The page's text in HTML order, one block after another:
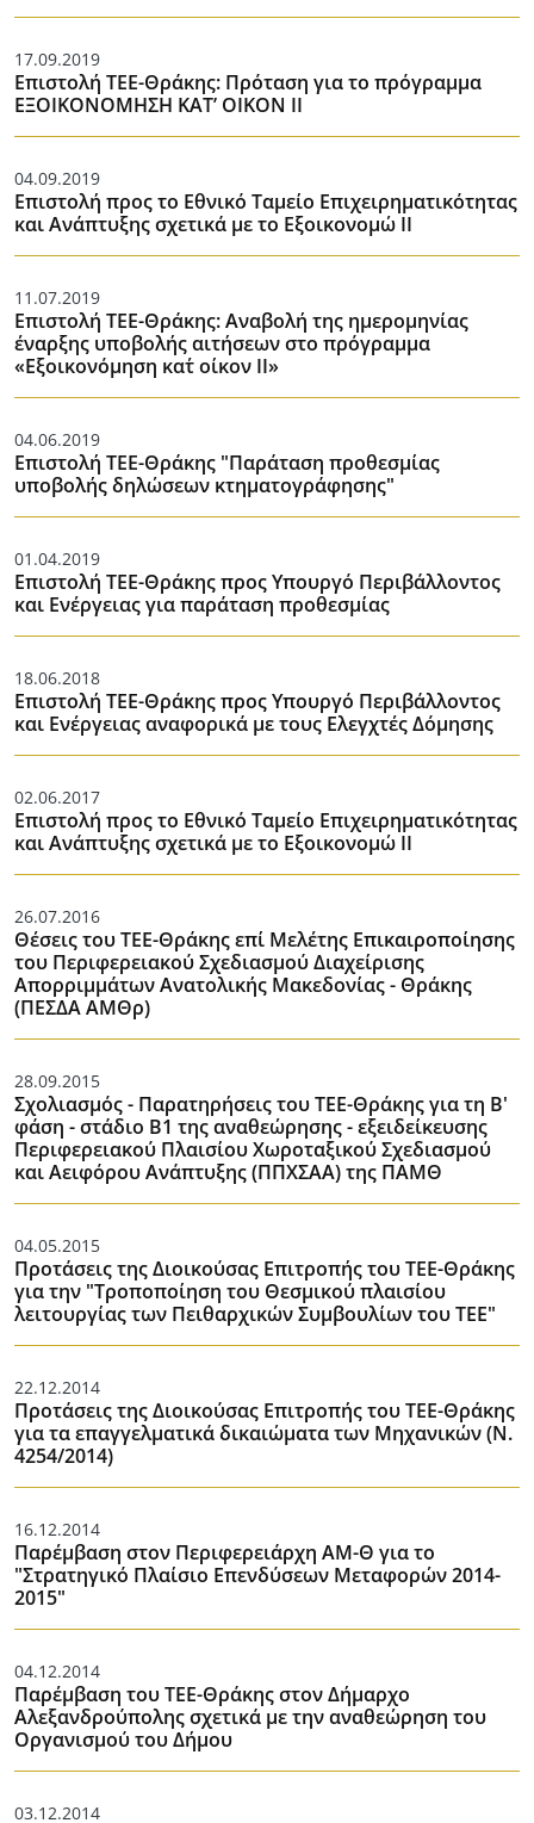
17.09.2019
Επιστολή ΤΕΕ-Θράκης: Πρόταση για το πρόγραμμα
ΕΞΟΙΚΟΝΟΜΗΣΗ ΚΑΤ’ ΟΙΚΟΝ ΙΙ
04.09.2019
Επιστολή προς το Εθνικό Ταμείο Επιχειρηματικότητας
και Ανάπτυξης σχετικά με το Εξοικονομώ ΙΙ
11.07.2019
Επιστολή ΤΕΕ-Θράκης: Αναβολή της ημερομηνίας
έναρξης υποβολής αιτήσεων στο πρόγραμμα
«Εξοικονόμηση κατ΄ οίκον ΙΙ»
04.06.2019
Επιστολή ΤΕΕ-Θράκης "Παράταση προθεσμίας
υποβολής δηλώσεων κτηματογράφησης"
01.04.2019
Επιστολή ΤΕΕ-Θράκης προς Υπουργό Περιβάλλοντος
και Ενέργειας για παράταση προθεσμίας
18.06.2018
Επιστολή ΤΕΕ-Θράκης προς Υπουργό Περιβάλλοντος
και Ενέργειας αναφορικά με τους Ελεγχτές Δόμησης
02.06.2017
Επιστολή προς το Εθνικό Ταμείο Επιχειρηματικότητας
και Ανάπτυξης σχετικά με το Εξοικονομώ ΙΙ
26.07.2016
Θέσεις του ΤΕΕ-Θράκης επί Μελέτης Επικαιροποίησης
του Περιφερειακού Σχεδιασμού Διαχείρισης
Απορριμμάτων Ανατολικής Μακεδονίας - Θράκης
(ΠΕΣΔΑ ΑΜΘρ)
28.09.2015
Σχολιασμός - Παρατηρήσεις του ΤΕΕ-Θράκης για τη Β'
φάση - στάδιο Β1 της αναθεώρησης - εξειδείκευσης
Περιφερειακού Πλαισίου Χωροταξικού Σχεδιασμού
και Αειφόρου Ανάπτυξης (ΠΠΧΣΑΑ) της ΠΑΜΘ
04.05.2015
Προτάσεις της Διοικούσας Επιτροπής του ΤΕΕ-Θράκης
για την "Τροποποίηση του Θεσμικού πλαισίου
λειτουργίας των Πειθαρχικών Συμβουλίων του ΤΕΕ"
22.12.2014
Προτάσεις της Διοικούσας Επιτροπής του ΤΕΕ-Θράκης
για τα επαγγελματικά δικαιώματα των Μηχανικών (Ν.
4254/2014)
16.12.2014
Παρέμβαση στον Περιφερειάρχη ΑΜ-Θ για το
"Στρατηγικό Πλαίσιο Επενδύσεων Μεταφορών 2014-
2015"
04.12.2014
Παρέμβαση του ΤΕΕ-Θράκης στον Δήμαρχο
Αλεξανδρούπολης σχετικά με την αναθεώρηση του
Οργανισμού του Δήμου
03.12.2014